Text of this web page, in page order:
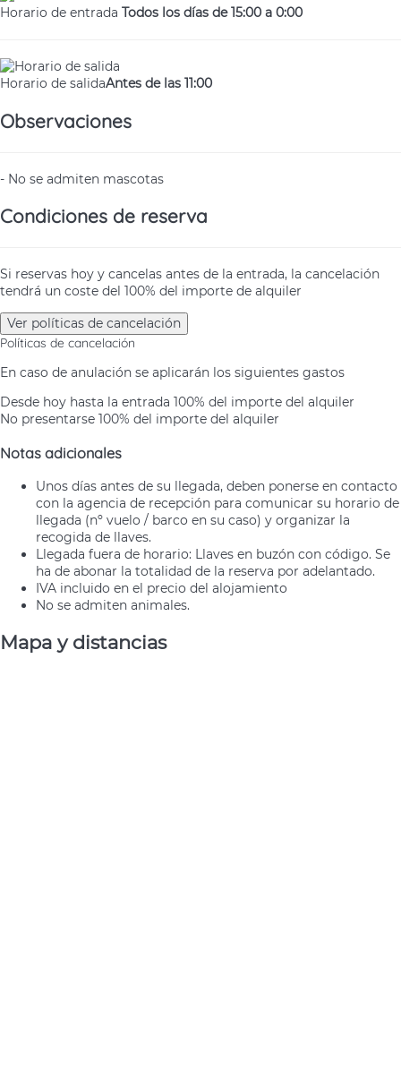
Horario de entrada Todos los días de 15:00 a 0:00
Horario de salidaAntes de las 11:00
Observaciones
- No se admiten mascotas
Condiciones de reserva
Si reservas hoy y cancelas antes de la entrada, la cancelación
tendrá un coste del 100% del importe de alquiler
Ver políticas de cancelación
Políticas de cancelación
En caso de anulación se aplicarán los siguientes gastos
Desde hoy hasta la entrada 100% del importe del alquiler
No presentarse 100% del importe del alquiler
Notas adicionales
Unos días antes de su llegada, deben ponerse en contacto
con la agencia de recepción para comunicar su horario de
llegada (nº vuelo / barco en su caso) y organizar la
recogida de llaves.
Llegada fuera de horario: Llaves en buzón con código. Se
ha de abonar la totalidad de la reserva por adelantado.
IVA incluido en el precio del alojamiento
No se admiten animales.
Mapa y distancias